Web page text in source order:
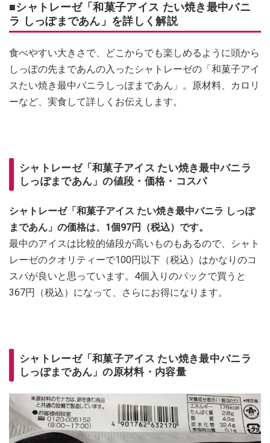
■シャトレーゼ「和菓子アイス たい焼き最中バニ
ラ しっぽまであん」を詳しく解説
食べやすい大きさで、どこからでも楽しめるように頭から
しっぽの先まであんの入ったシャトレーゼの「和菓子アイ
スたい焼き最中バニラしっぽまであん」。原材料、カロリ
ーなど、実食して詳しくお伝えします。
シャトレーゼ「和菓子アイス たい焼き最中バニラ
しっぽまであん」の値段・価格・コスパ
シャトレーゼ「和菓子アイス たい焼き最中バニラ しっぽ
まであん」の価格は、1個97円（税込）です。
最中のアイスは比較的値段が高いものもあるので、シャト
レーゼのクオリティーで100円以下（税込）はかなりのコ
スパが良いと思っています。4個入りのパックで買うと
367円（税込）になって、さらにお得になります。
シャトレーゼ「和菓子アイス たい焼き最中バニラ
しっぽまであん」の原材料・内容量